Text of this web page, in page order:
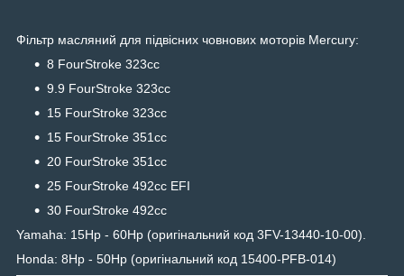
Фільтр масляний для підвісних човнових моторів Mercury:
8 FourStroke 323cc
9.9 FourStroke 323cc
15 FourStroke 323cc
15 FourStroke 351cc
20 FourStroke 351cc
25 FourStroke 492cc EFI
30 FourStroke 492cc
Yamaha: 15Hp - 60Hp (оригінальний код 3FV-13440-10-00).
Honda: 8Hp - 50Hp (оригінальний код 15400-PFB-014)